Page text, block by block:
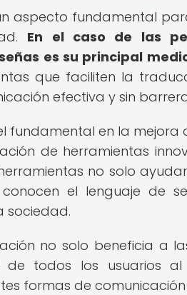
aspecto fundamental
En el caso de las
es su principal
que faciliten la
efectiva y sin
fundamental en la mejora
de herramientas
no solo
el lenguaje de
sociedad.
no solo beneficia a
de todos los usuarios
formas de comunicación